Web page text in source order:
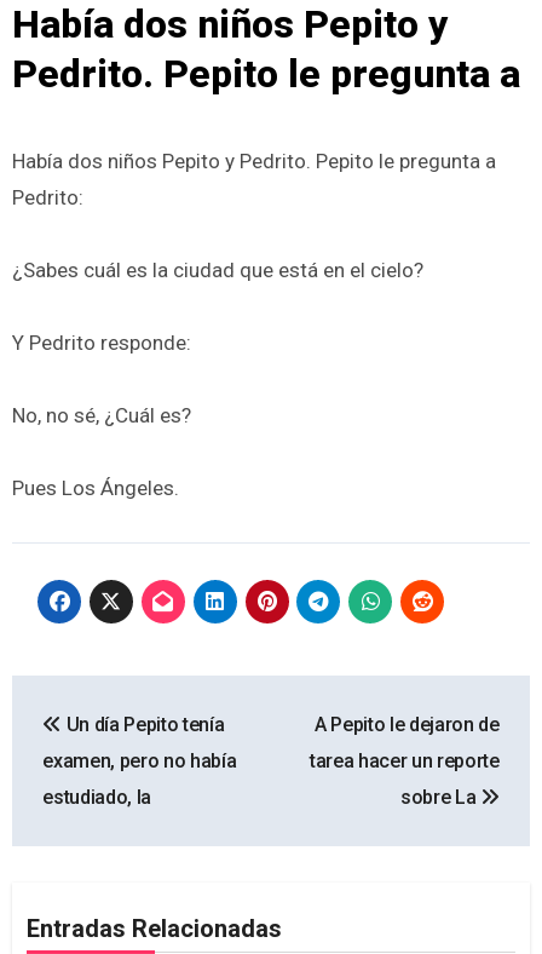
Había dos niños Pepito y
Pedrito. Pepito le pregunta a
Había dos niños Pepito y Pedrito. Pepito le pregunta a
Pedrito:
¿Sabes cuál es la ciudad que está en el cielo?
Y Pedrito responde:
No, no sé, ¿Cuál es?
Pues Los Ángeles.
de
entradas
Un día Pepito tenía
examen, pero no había
estudiado, la
A Pepito le dejaron de
tarea hacer un reporte
sobre La
Entradas Relacionadas